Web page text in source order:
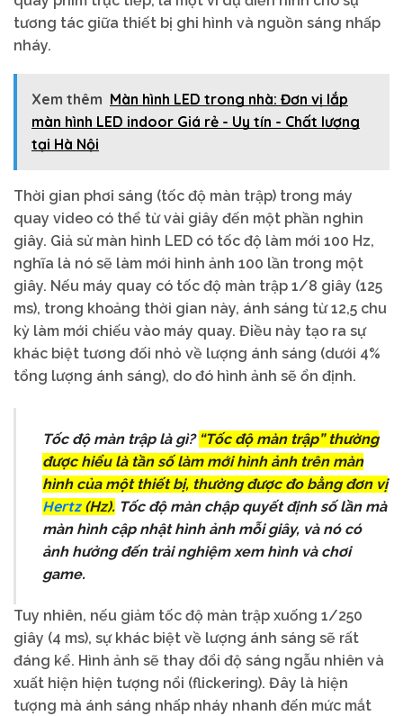
tương tác giữa thiết bị ghi hình và nguồn sáng nhấp
nháy.
Xem thêm Màn hình LED trong nhà: Đơn vị lắp
màn hình LED indoor Giá rẻ - Uy tín - Chất lượng
tại Hà Nội
Thời gian phơi sáng (tốc độ màn trập) trong máy
quay video có thể từ vài giây đến một phần nghìn
giây. Giả sử màn hình LED có tốc độ làm mới 100 Hz,
nghĩa là nó sẽ làm mới hình ảnh 100 lần trong một
giây. Nếu máy quay có tốc độ màn trập 1/8 giây (125
ms), trong khoảng thời gian này, ánh sáng từ 12,5 chu
kỳ làm mới chiếu vào máy quay. Điều này tạo ra sự
khác biệt tương đối nhỏ về lượng ánh sáng (dưới 4%
tổng lượng ánh sáng), do đó hình ảnh sẽ ổn định.
Tốc độ màn trập là gì? “Tốc độ màn trập” thường
được hiểu là tần số làm mới hình ảnh trên màn
hình của một thiết bị, thường được đo bằng đơn vị
Hertz(Hz). Tốc độ màn chập quyết định số lần mà
màn hình cập nhật hình ảnh mỗi giây, và nó có
ảnh hưởng đến trải nghiệm xem hình và chơi
game.
Tuy nhiên, nếu giảm tốc độ màn trập xuống 1/250
giây (4 ms), sự khác biệt về lượng ánh sáng sẽ rất
đáng kể. Hình ảnh sẽ thay đổi độ sáng ngẫu nhiên và
xuất hiện hiện tượng nổi (flickering). Đây là hiện
tượng mà ánh sáng nhấp nháy nhanh đến mức mắt